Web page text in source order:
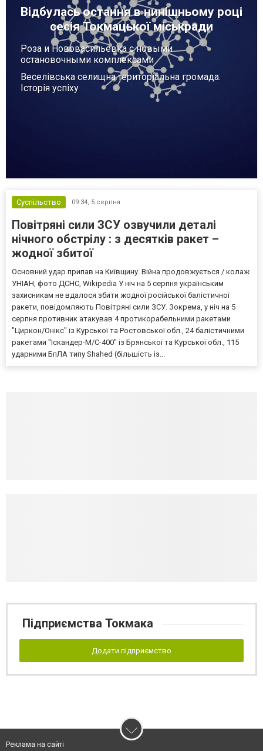
Відбулась остання в нинішньому році
сесія Токмацької міськради
Роза и Нововасильевка с новыми
остановочными комплексами
Веселівська селищна територіальна громада.
Історія успіху
Суспільство 09:34, 5 серпня
Повітряні сили ЗСУ озвучили деталі
нічного обстрілу : з десятків ракет –
жодної збитої
Основний удар припав на Київщину. Війна продовжується / колаж
УНІАН, фото ДСНС, Wikipedia У ніч на 5 серпня українським
захисникам не вдалося збити жодної російської балістичної
ракети, повідомляють Повітряні сили ЗСУ. Зокрема, у ніч на 5
серпня противник атакував 4 протикорабельними ракетами
"Циркон/Онікс" із Курської та Ростовської обл., 24 балістичними
ракетами "Іскандер-М/С-400" із Брянської та Курської обл., 115
ударними БпЛА типу Shahed (більшість із...
Підприємства Токмака
Додати підприємство
Реклама на сайті